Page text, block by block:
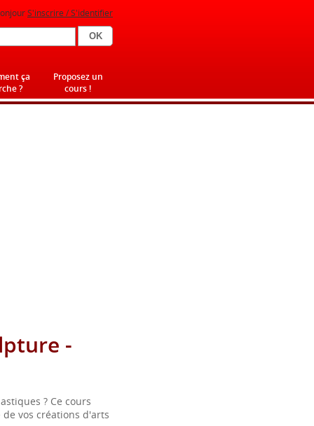
S'inscrire / S'identifier
ça
?
Proposez un
cours !
-
? Ce cours
vos créations d'arts